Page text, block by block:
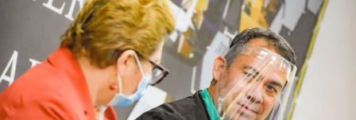
Biblioterapia
Cartas y réplicas
APÓYANOS